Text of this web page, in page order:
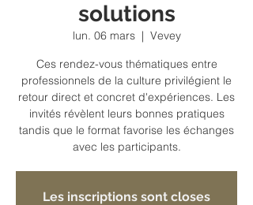
solutions
lun. 06 mars
  |
Vevey
Ces rendez-vous thématiques entre
professionnels de la culture privilégient le
retour direct et concret d'expériences. Les
invités révèlent leurs bonnes pratiques
tandis que le format favorise les échanges
avec les participants.
Les inscriptions sont closes